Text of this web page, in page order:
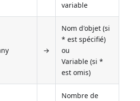
variable
→
Nom d'objet (si
* est spécifié)
ou
Variable (si *
est omis)
Nombre de